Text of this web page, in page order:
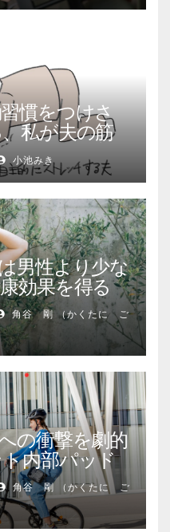
慣をつけさ
私が夫の筋
5ステップ
小池みき
男性より少な
効果を得る
角谷 剛 （かくたに ご
の衝撃を劇的
内部パッド
角谷 剛 （かくたに ご